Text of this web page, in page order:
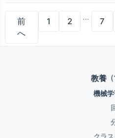
(y_i-bar{y_i})^2}
add(User
return
したとして、
まくると、 どこか
数の弱法則、中心
begin{eqnarray}
end{eqnarray}
infty}
のターゲットグル
る。 元のEC2に
差分が発生するた
達を同期させない
と、 もともとEC2
いないから、それは
begin{eqnarray}
(y(x;D)-
(y(x;D)-
E_D[(y(x;D))] } ] &+& { E_D[ y(x;D)] - E[t|x;D])^2 }
バイアス・バリア
ンス項と書かれて
ってパラメタを更
ら線形に切り替わ
I(D_{left}) +
ト必要になった。と読むらし
end{eqnarray} 分割前よりも分割後の方が
関して、 分割に
報量を獲得した、と考える
大になるような問
報ゲインが大きい
なく、 単なるモデ
タを別々に渡して
の値なのか..? K-分割交差検証(K-fold cross-
validation)の場合
略するとK=3が使
# integer, to
(Stratified)KFold,
2次曲線に従う事
する。 観測によ
(sigma^2=0.1)の
くるので、毎回異
があるとして、そ
ルを作る。
成（学習）はfit()。 Scikit-learnに全て用意されてい
てデータを放り込
の葉の最大値を(5)
(sigma)、(mu)が
規分布で良いのだ
いう記事になって
できるから。事後
論上は精度が上がっていく。 事前
同じ分布にするた
して採用する。 そ
前
へ
1 2 … 7
教養
機械
クラ